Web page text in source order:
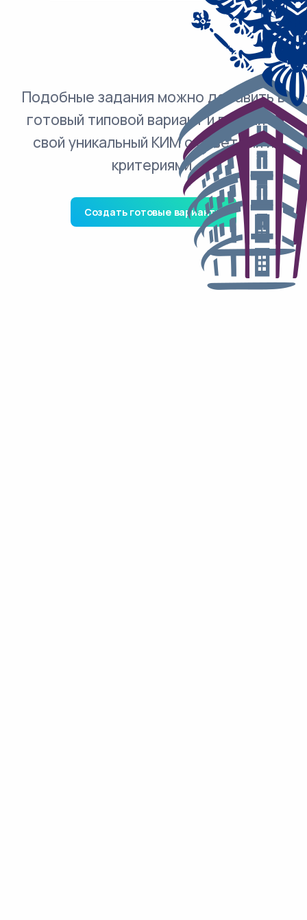
Подобные задания можно добавить в
готовый типовой вариант и получить
свой уникальный КИМ с ответами и
критериями.
Создать готовые варианты